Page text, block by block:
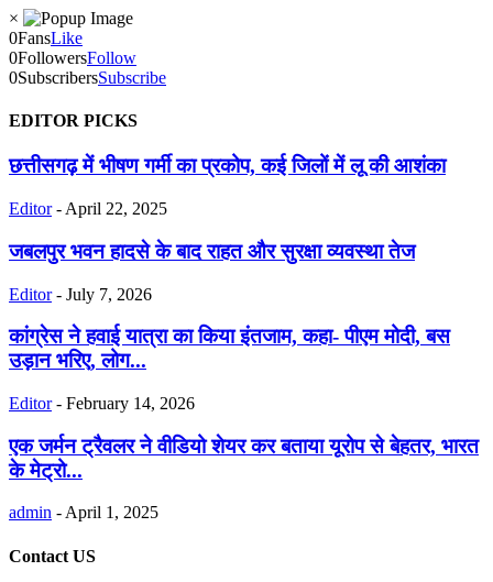
×
0FansLike
0FollowersFollow
0SubscribersSubscribe
EDITOR PICKS
छत्तीसगढ़ में भीषण गर्मी का प्रकोप, कई जिलों में लू की आशंका
Editor - April 22, 2025
जबलपुर भवन हादसे के बाद राहत और सुरक्षा व्यवस्था तेज
Editor - July 7, 2026
कांग्रेस ने हवाई यात्रा का किया इंतजाम, कहा- पीएम मोदी, बस
उड़ान भरिए, लोग...
Editor - February 14, 2026
एक जर्मन ट्रैवलर ने वीडियो शेयर कर बताया यूरोप से बेहतर, भारत
के मेट्रो...
admin -April 1, 2025
Contact US